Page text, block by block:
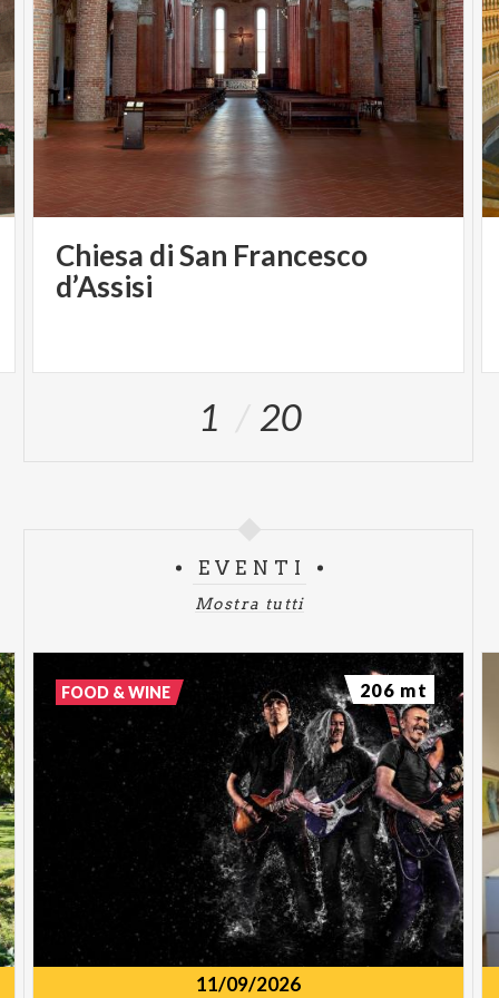
Scala. Protagonisti di Vénti virtuosi sono il
clarinettista Tommaso Lonquich e la flautista
slovena Irena Kavčič.
A chiudere la rassegna saranno Le Stagioni di
Antonio Vivaldi (1678–1741). Il
aperte del capolavoro barocco
a Torre d'Isola
18 giugno concerto (a pagamento)
nel cortile
Prefettura. Insieme a I Solisti di Pavia sarà Misia
Iannoni Sebastianini, solista, camerista e primo
Chiesa di San Francesco
d’Assisi
1 20
EVENTI
Mostra tutti
11/09/2026
FOOD & WINE 206 mt